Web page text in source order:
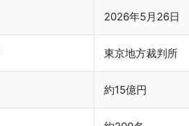
2026年5月26日
東京地方裁判所
約15億円